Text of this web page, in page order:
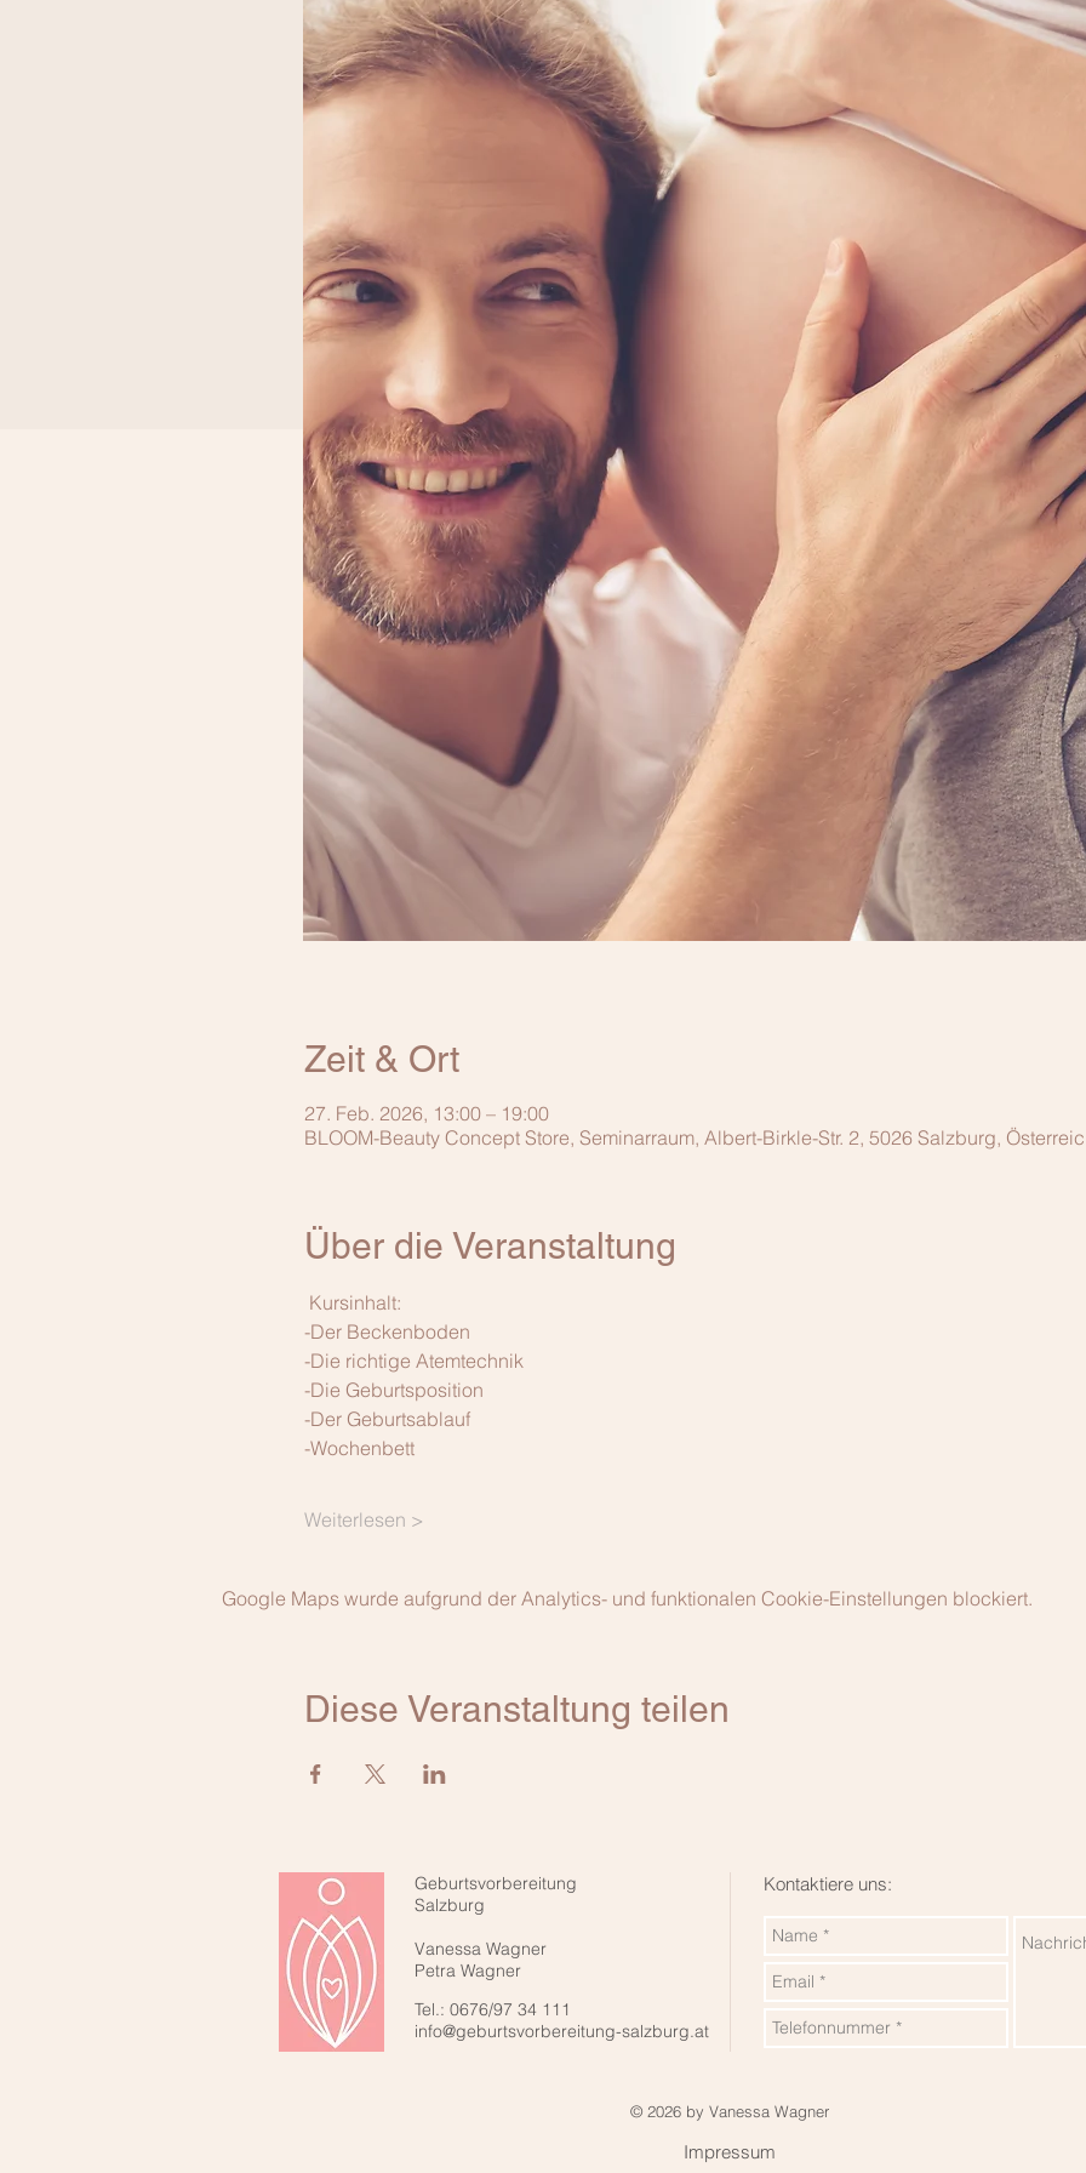
Zeit & Ort
27. Feb. 2026, 13:00 – 19:00
BLOOM-Beauty Concept Store, Seminarraum, Albert-Birkle-Str. 2, 5026 Salzburg,
Über die Veranstaltung
Kursinhalt:
-Der Beckenboden
-Die richtige Atemtechnik
-Die Geburtsposition
-Der Geburtsablauf
-Wochenbett
Weiterlesen >
Google Maps wurde aufgrund der Analytics- und funktionalen Cookie-Einstellungen blockiert.
Diese Veranstaltung teilen
© 2026 by Vanessa Wagner
Impressum
Kontaktiere uns:
Geburtsvorbereitung
Salzburg
Vanessa Wagner
Petra Wagner
Tel.: 0676/97 34 111
info@geburtsvorbereitung-salzburg.at